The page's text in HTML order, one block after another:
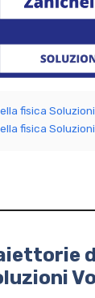
fisica Soluzioni
fisica